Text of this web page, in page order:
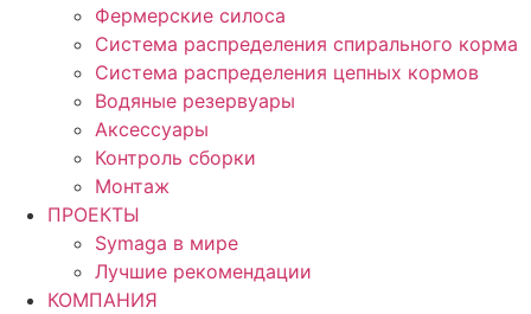
Фермерские силоса
Система распределения спирального корма
Система распределения цепных кормов
Водяные резервуары
Аксессуары
Контроль сборки
Монтаж
ПРОЕКТЫ
Symaga в мире
Лучшие рекомендации
КОМПАНИЯ